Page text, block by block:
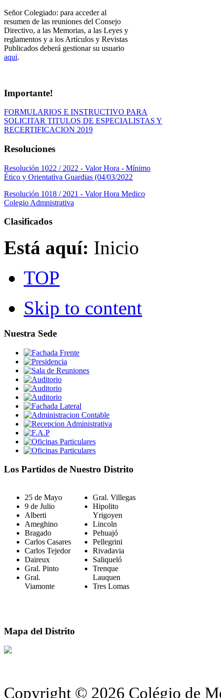
Señor Colegiado: para acceder al
resumen de las reuniones del Consejo
Directivo, a las Memorias, a las Leyes y
reglamentos y a los Artículos y Revistas
Publicados deberá gestionar su usuario
aqui.
Importante!
FORMULARIOS E INSTRUCTIVO PARA
SOLICITAR TITULOS DE ESPECIALISTAS Y
RECERTIFICACION 2019
Resoluciones
Resolución 1022 / 2022 - Valor Hora - Mínimo
Ético y Orientativa Guardias (04/03/2022
Resolución 1018 / 2021 - Valor Hora Medico
Colegio Admnistrativa
Clasificados
Está aquí: Inicio
TOP
Skip to content
Nuestra Sede
Los Partidos de Nuestro Distrito
25 de Mayo
9 de Julio
Alberti
Ameghino
Bragado
Carlos Casares
Carlos Tejedor
Daireux
Gral. Pinto
Gral.
Viamonte
Gral. Villegas
Hipolito
Yrigoyen
Lincoln
Pehuajó
Pellegrini
Rivadavia
Saliqueló
Trenque
Lauquen
Tres Lomas
Mapa del Distrito
Copyright © 2026 Colégio de